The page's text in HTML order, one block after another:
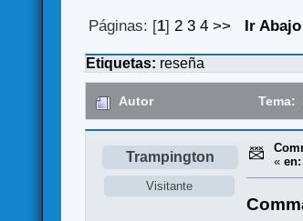
Páginas: [1] 2 3 4 >> Ir Abajo
Etiquetas: reseña
Autor Tema:
Trampington
Visitante
«en: